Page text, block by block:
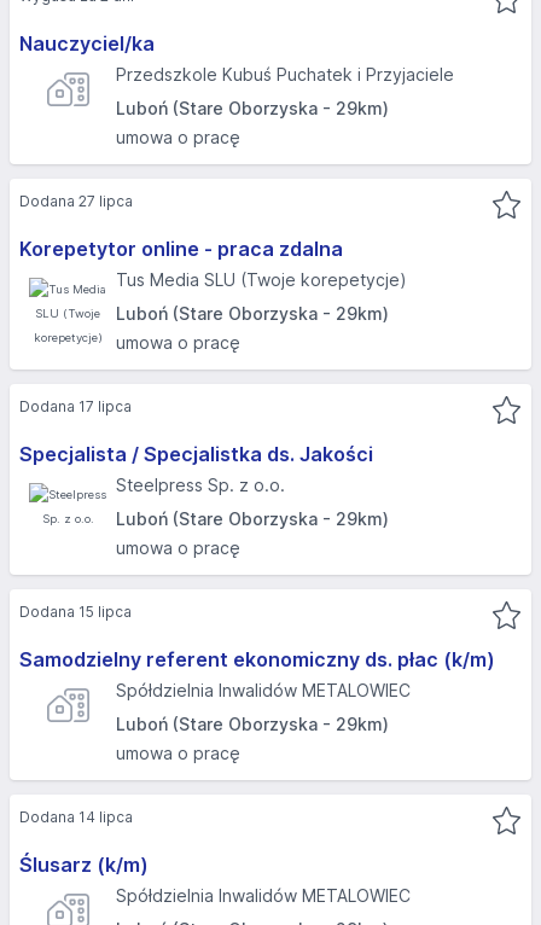
Nauczyciel/ka
Przedszkole Kubuś Puchatek i Przyjaciele
Luboń (Stare Oborzyska - 29km)
umowa o pracę
Korepetytor online - praca zdalna
Tus Media SLU (Twoje korepetycje)
Luboń (Stare Oborzyska - 29km)
umowa o pracę
Dodana 27 lipca
Specjalista / Specjalistka ds. Jakości
Steelpress Sp. z o.o.
Luboń (Stare Oborzyska - 29km)
umowa o pracę
Dodana 17 lipca
Samodzielny referent ekonomiczny ds. płac (k/m)
Spółdzielnia Inwalidów METALOWIEC
Luboń (Stare Oborzyska - 29km)
umowa o pracę
Dodana 15 lipca
Ślusarz (k/m)
Spółdzielnia Inwalidów METALOWIEC
Dodana 14 lipca